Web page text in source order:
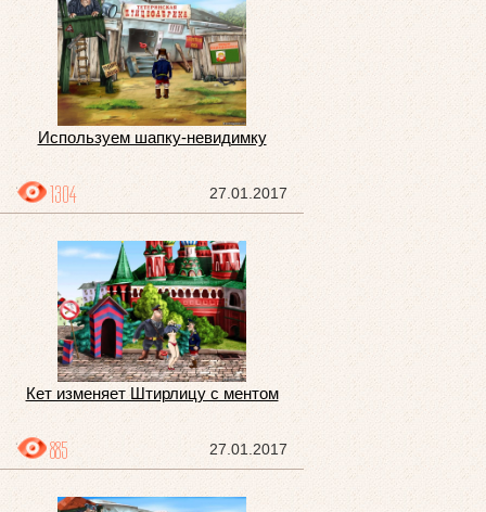
Используем шапку-невидимку
27.01.2017
1304
Кет изменяет Штирлицу с ментом
27.01.2017
885